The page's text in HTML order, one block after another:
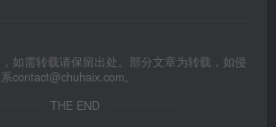
如需转载请保留出处。部分文章为转载，如侵
contact@chuhaix.com。
THE END